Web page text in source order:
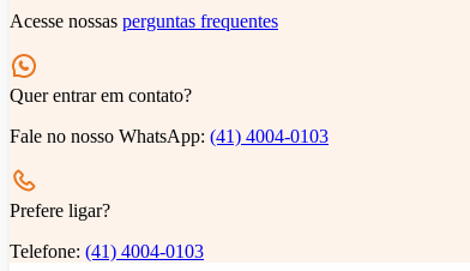
Acesse nossas perguntas frequentes
Quer entrar em contato?
Fale no nosso WhatsApp: (41) 4004-0103
Prefere ligar?
Telefone: (41) 4004-0103